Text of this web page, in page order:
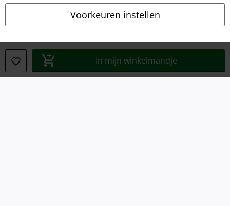
Voorkeuren instellen
In mijn winkelmandje
Bedrijfsgegevens
Privacyverklaring
Verklaring van conformiteit
Informatie over toegankelijkheid